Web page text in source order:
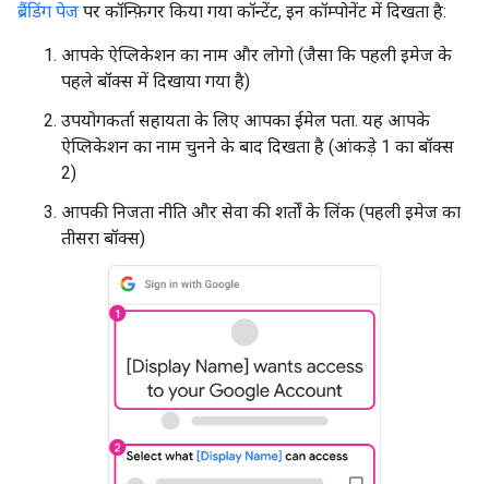
ब्रैंडिंग पेज पर कॉन्फ़िगर किया गया कॉन्टेंट, इन कॉम्पोनेंट में दिखता है:
आपके ऐप्लिकेशन का नाम और लोगो (जैसा कि पहली इमेज के
पहले बॉक्स में दिखाया गया है)
उपयोगकर्ता सहायता के लिए आपका ईमेल पता. यह आपके
ऐप्लिकेशन का नाम चुनने के बाद दिखता है (आंकड़े 1 का बॉक्स
2)
आपकी निजता नीति और सेवा की शर्तों के लिंक (पहली इमेज का
तीसरा बॉक्स)